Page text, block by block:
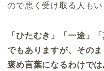
ので悪く受け取る人もい
「ひたむき」「一途」
でもありますが、その
褒め言葉になるわけでは